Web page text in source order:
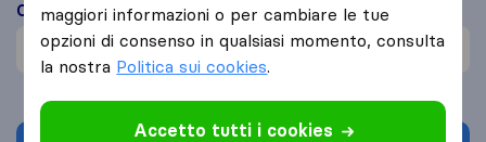
Cosa dicono i clienti
Prezzo (1)
maggiori informazioni o per cambiare le tue
opzioni di consenso in qualsiasi momento, consulta
la nostra Politica sui cookies.
Accetto tutti i cookies